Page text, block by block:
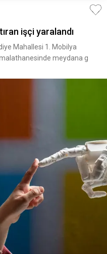
işçi yaralandı
Mahallesi 1. Mobilya
meydana g